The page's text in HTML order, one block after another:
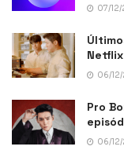
07/
Netflix
06/
Pro
06/